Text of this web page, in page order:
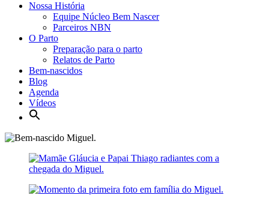
Nossa História
Equipe Núcleo Bem Nascer
Parceiros NBN
O Parto
Preparação para o parto
Relatos de Parto
Bem-nascidos
Blog
Agenda
Vídeos